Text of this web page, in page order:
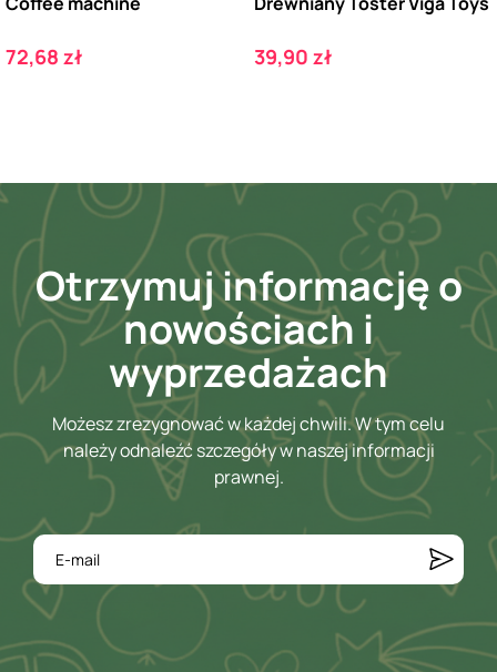
Cena
72,68 zł Cena
39,90 zł
Otrzymuj informację o
nowościach i
wyprzedażach
Możesz zrezygnować w każdej chwili. W tym celu
należy odnaleźć szczegóły w naszej informacji
prawnej.